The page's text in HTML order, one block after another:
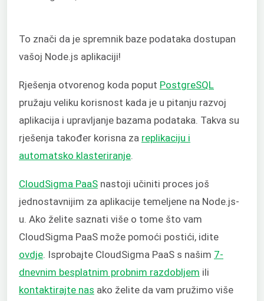
To znači da je spremnik baze podataka dostupan
vašoj Node.js aplikaciji!
Rješenja otvorenog koda poput PostgreSQL
pružaju veliku korisnost kada je u pitanju razvoj
aplikacija i upravljanje bazama podataka. Takva su
rješenja također korisna za replikaciju i
automatsko klasteriranje.
CloudSigma PaaS nastoji učiniti proces još
jednostavnijim za aplikacije temeljene na Node.js-
u. Ako želite saznati više o tome što vam
CloudSigma PaaS može pomoći postići, idite
ovdje. Isprobajte CloudSigma PaaS s našim 7-
dnevnim besplatnim probnim razdobljem ili
kontaktirajte nas ako želite da vam pružimo više